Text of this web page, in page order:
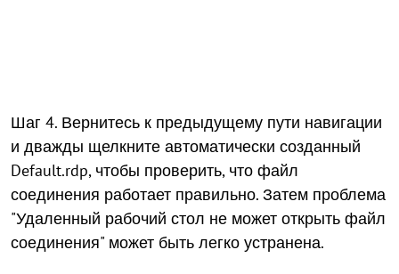
Шаг 4. Вернитесь к предыдущему пути навигации
и дважды щелкните автоматически созданный
Default.rdp, чтобы проверить, что файл
соединения работает правильно. Затем проблема
"Удаленный рабочий стол не может открыть файл
соединения" может быть легко устранена.